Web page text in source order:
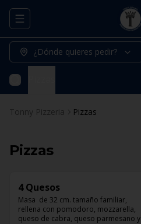
Abrir menu de navegación
¿Dónde quieres pedir?
Tonny Pizzeria Pizzas
Pizzas
4 Quesos
Masa  de 32 cm. tamaño familiar,
rellena con pomodoro, mozzarella,
queso de cabra, queso parmesano y